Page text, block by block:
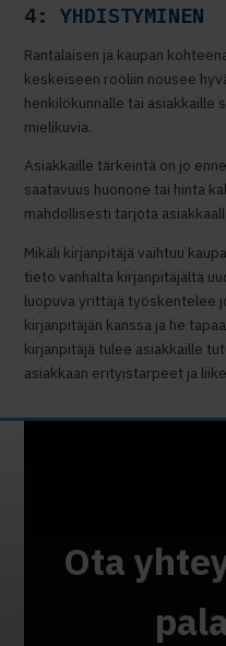
4: YHDISTYMINEN
Rantalaisen ja kaupan
keskeiseen rooliin nousee
henkilökunnalle tai asiakkaille
mielikuvia.
Asiakkaille tärkeintä on jo
saatavuus huonone tai hinta
mahdollisesti tarjota
Mikäli kirjanpitäjä vaihtuu
tieto vanhalta kirjanpitäjältä
luopuva yrittäjä työskentelee
kirjanpitäjän kanssa ja he
kirjanpitäjä tulee asiakkaille
asiakkaan erityistarpeet ja
Ota